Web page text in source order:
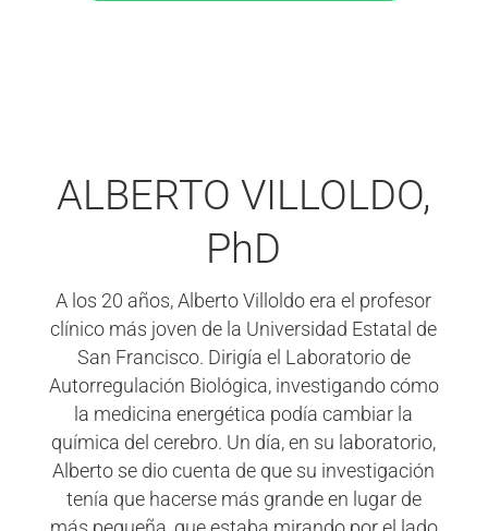
ALBERTO VILLOLDO,
PhD
A los 20 años, Alberto Villoldo era el profesor
clínico más joven de la Universidad Estatal de
San Francisco. Dirigía el Laboratorio de
Autorregulación Biológica, investigando cómo
la medicina energética podía cambiar la
química del cerebro. Un día, en su laboratorio,
Alberto se dio cuenta de que su investigación
tenía que hacerse más grande en lugar de